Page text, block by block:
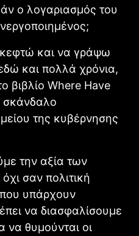
ο λογαριασμός του
και να γράψω
και πολλά χρόνια,
βιβλίο Where Have
σκάνδαλο
της κυβέρνησης
την αξία των
σαν πολιτική
υπάρχουν
να διασφαλίσουμε
να θυμούνται οι